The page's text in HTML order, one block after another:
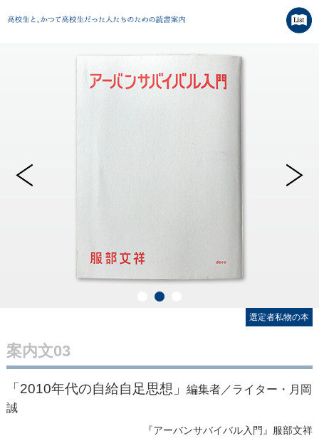
選定者私物の本
案内文03
「2010年代の自給自足思想」
編集者／ライター・月岡
誠
『アーバンサバイバル入門』服部文祥